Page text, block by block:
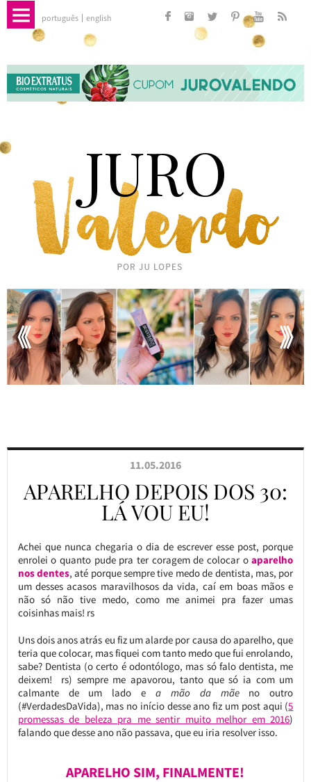
português english
11.05.2016
APARELHO DEPOIS DOS 30:
LÁ VOU EU!
Achei que nunca chegaria o dia de escrever esse post, porque
enrolei o quanto pude pra ter coragem de colocar oaparelho
nos dentes, até porque sempre tive medo de dentista, mas, por
um desses acasos maravilhosos da vida, caí em boas mãos e
não só não tive medo, como me animei pra fazer umas
coisinhas mais! rs
Uns dois anos atrás eu fiz um alarde por causa do aparelho, que
teria que colocar, mas fiquei com tanto medo que fui enrolando,
sabe? Dentista (o certo é odontólogo, mas só falo dentista, me
deixem! rs) sempre me apavorou, tanto que só ia com um
calmante de um lado e a mão da mãeno outro
(#VerdadesDaVida), mas no início desse ano fiz um post aqui (5
promessas de beleza pra me sentir muito melhor em 2016)
falando que desse ano não passava, que eu iria resolver isso.
APARELHO SIM, FINALMENTE!